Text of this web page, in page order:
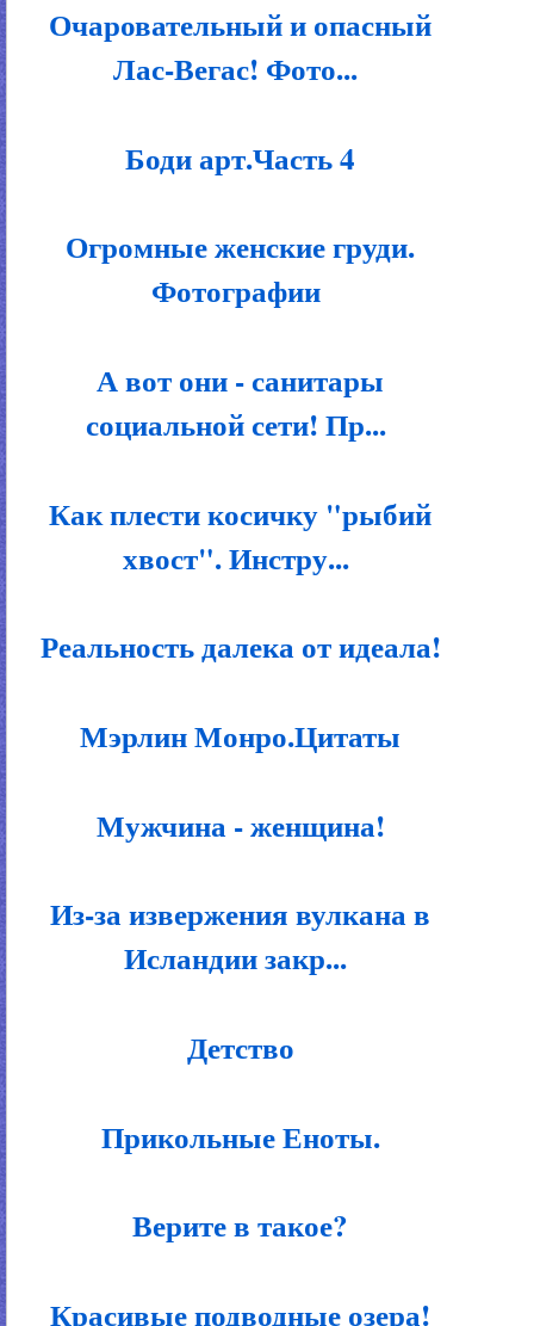
Очаровательный и опасный
Лас-Вегас! Фото...
Боди арт.Часть 4
Огромные женские груди.
Фотографии
А вот они - санитары
социальной сети! Пр...
Как плести косичку "рыбий
хвост". Инстру...
Реальность далека от идеала!
Мэрлин Монро.Цитаты
Мужчина - женщина!
Из-за извержения вулкана в
Исландии закр...
Детство
Прикольные Еноты.
Верите в такое?
Красивые подводные озера!